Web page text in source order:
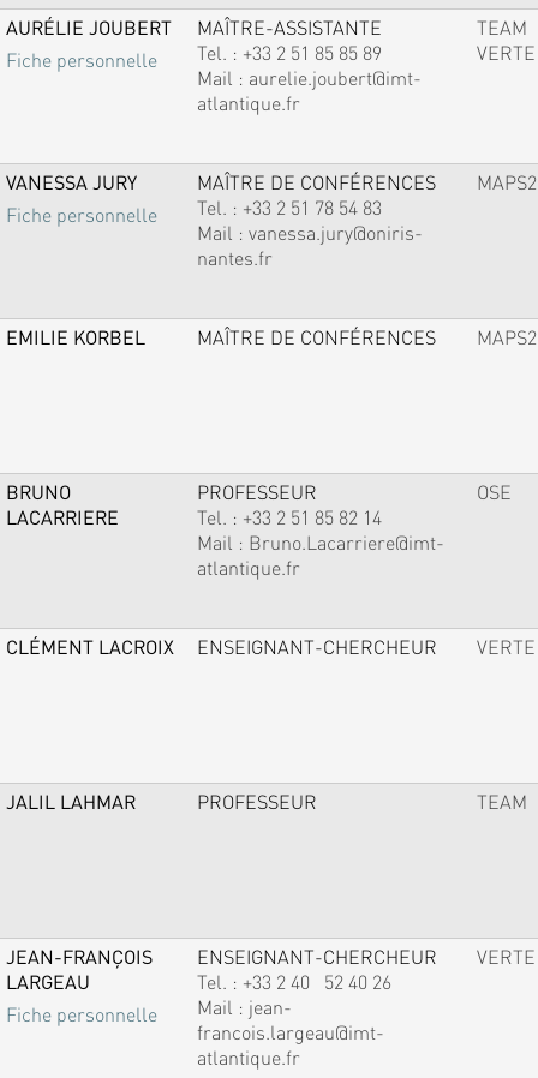
AURÉLIE JOUBERT
Fiche personnelle
MAÎTRE-ASSISTANTE
Tel. : +33 2 51 85 85 89
Mail : aurelie.joubert@imt-
atlantique.fr
TEAM
VERTE
VANESSA JURY
Fiche personnelle
MAÎTRE DE CONFÉRENCES
Tel. : +33 2 51 78 54 83
Mail : vanessa.jury@oniris-
nantes.fr
MAPS2
EMILIE KORBEL MAÎTRE DE CONFÉRENCES MAPS2
BRUNO
LACARRIERE
PROFESSEUR
Tel. : +33 2 51 85 82 14
Mail : Bruno.Lacarriere@imt-
atlantique.fr
OSE
CLÉMENT LACROIX ENSEIGNANT-CHERCHEUR VERTE
JALIL LAHMAR PROFESSEUR TEAM
JEAN-FRANÇOIS
LARGEAU
Fiche personnelle
ENSEIGNANT-CHERCHEUR
Tel. : +33 2 40 52 40 26
Mail : jean-
francois.largeau@imt-
atlantique.fr
VERTE